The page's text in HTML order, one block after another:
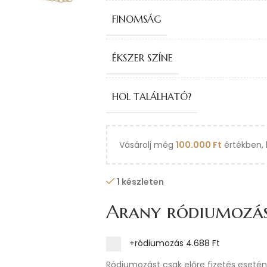
FINOMSÁG
ÉKSZER SZÍNE
HOL TALÁLHATÓ?
Vásárolj még 100.000 Ft értékben,
1 készleten
Arany
+ródiumozás 4.688 Ft
Ródiumozást csak előre fizetés